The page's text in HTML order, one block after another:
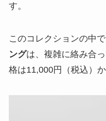
す。
このコレクションの中
ングは、 複雑に絡み合
格は11,000円（税込）